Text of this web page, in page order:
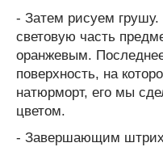
- Затем рисуем
световую часть
оранжевым.
поверхность, на
натюрморт, его мы
цветом.
- Завершающим